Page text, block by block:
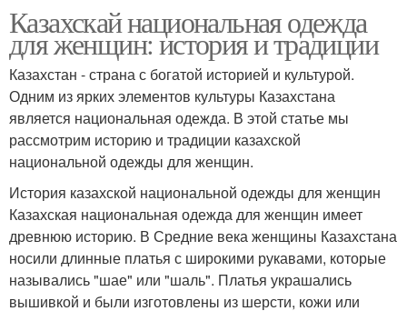
Казахскай национальная одежда
для женщин: история и традиции
Казахстан - страна с богатой историей и культурой.
Одним из ярких элементов культуры Казахстана
является национальная одежда. В этой статье мы
рассмотрим историю и традиции казахской
национальной одежды для женщин.
История казахской национальной одежды для женщин
Казахская национальная одежда для женщин имеет
древнюю историю. В Средние века женщины Казахстана
носили длинные платья с широкими рукавами, которые
назывались "шае" или "шаль". Платья украшались
вышивкой и были изготовлены из шерсти, кожи или